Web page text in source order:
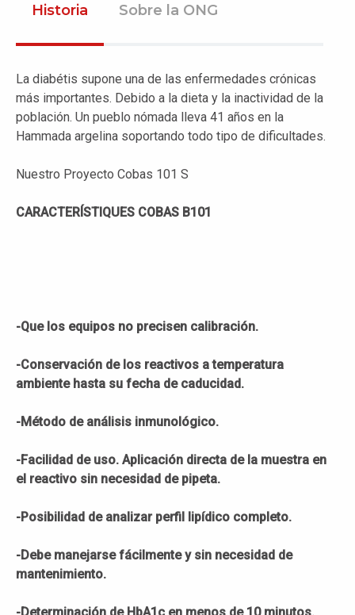
Historia Sobre la ONG
La diabétis supone una de las enfermedades crónicas
más importantes. Debido a la dieta y la inactividad de la
población. Un pueblo nómada lleva 41 años en la
Hammada argelina soportando todo tipo de dificultades.
Nuestro Proyecto Cobas 101 S
CARACTERÍSTIQUES COBAS B101
-Que los equipos no precisen calibración.
-Conservación de los reactivos a temperatura
ambiente hasta su fecha de caducidad.
-Método de análisis inmunológico.
-Facilidad de uso. Aplicación directa de la muestra en
el reactivo sin necesidad de pipeta.
-Posibilidad de analizar perfil lipídico completo.
-Debe manejarse fácilmente y sin necesidad de
mantenimiento.
-Determinación de HbA1c en menos de 10 minutos.